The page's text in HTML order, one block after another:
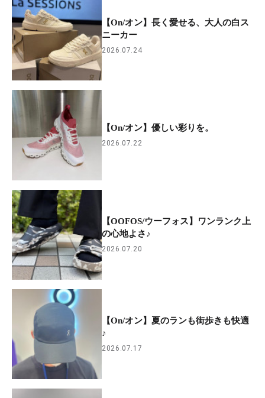
【On/オン】長く愛せる、大人の白ス
ニーカー
2026.07.24
【On/オン】優しい彩りを。
2026.07.22
【OOFOS/ウーフォス】ワンランク上
の心地よさ♪
2026.07.20
【On/オン】夏のランも街歩きも快適
♪
2026.07.17